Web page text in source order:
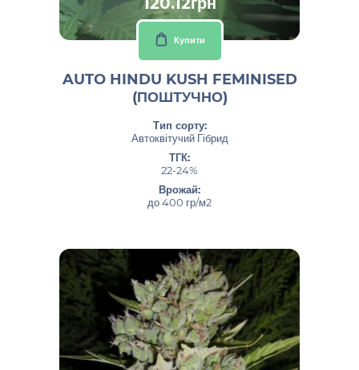
Купити
AUTO HINDU KUSH FEMINISED
(ПОШТУЧНО)
Тип сорту:
Автоквітучий Гібрид
ТГК:
22-24%
Врожай:
до 400 гр/м2